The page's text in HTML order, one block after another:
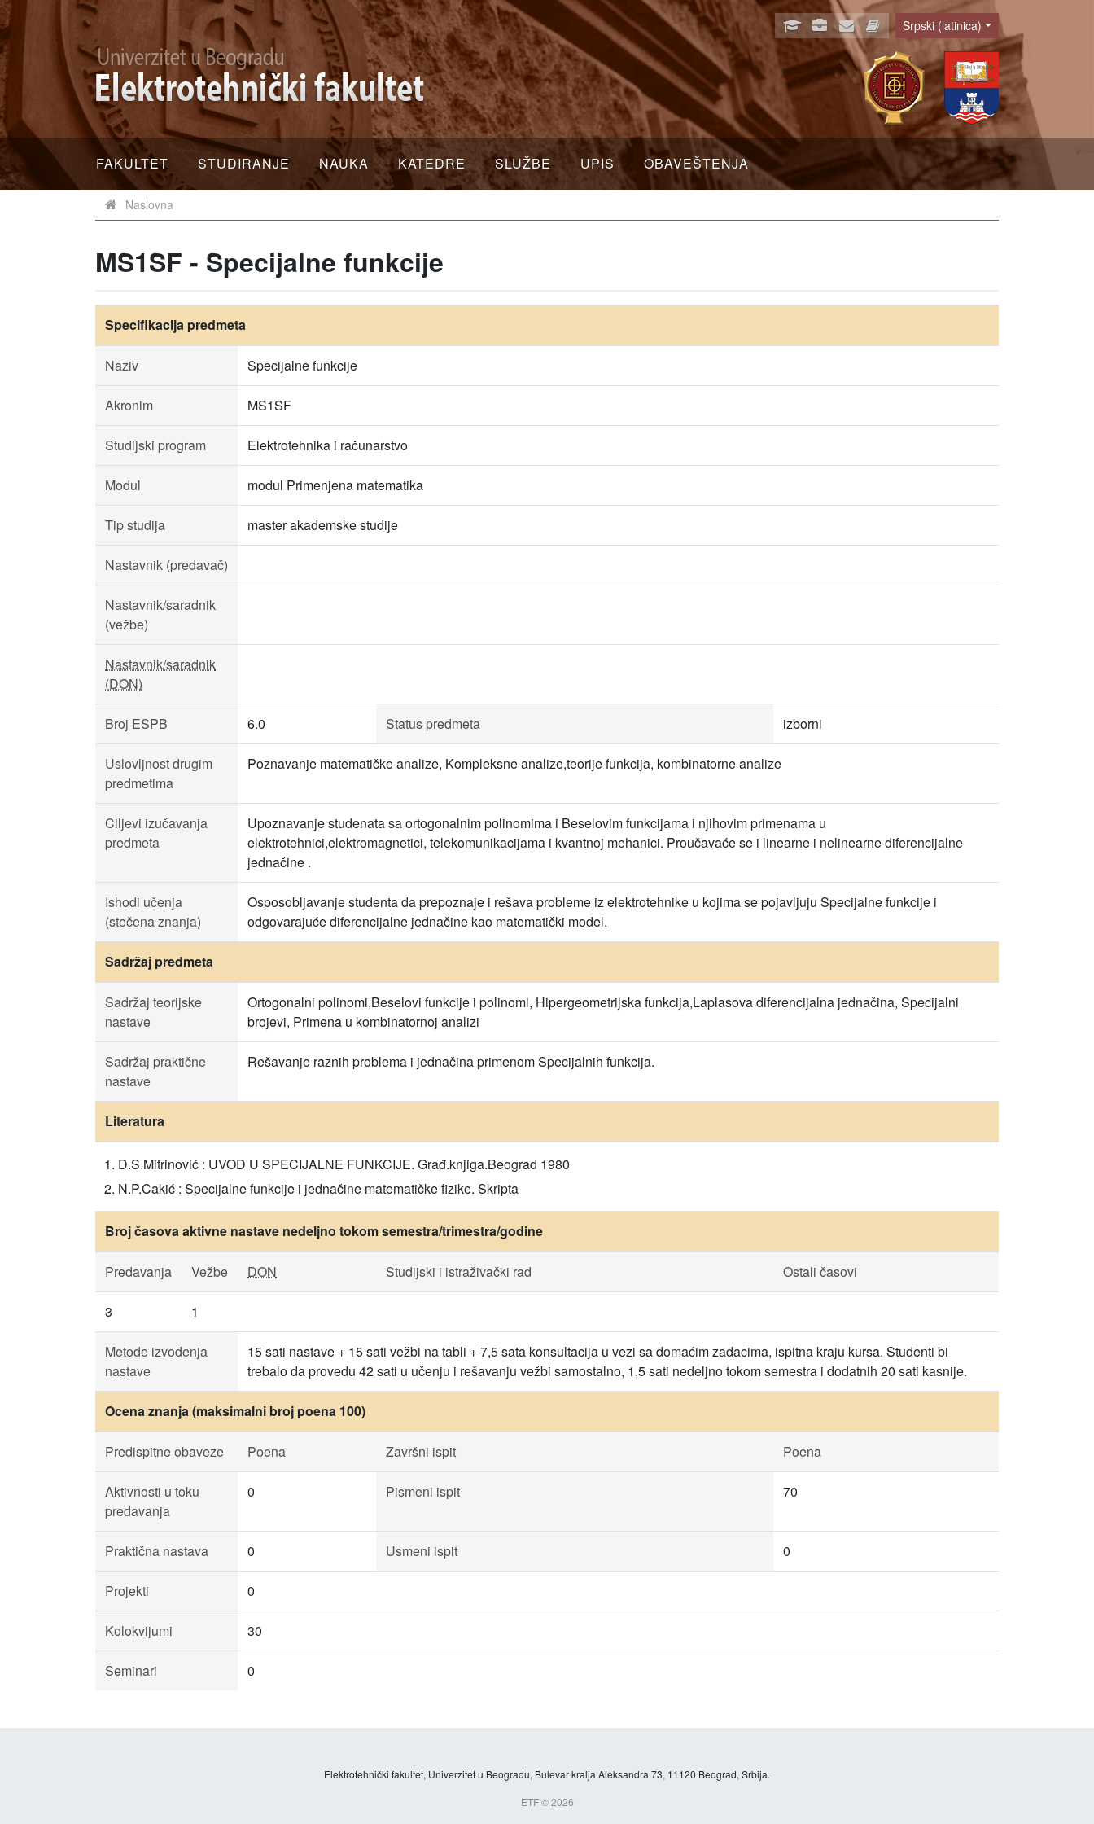
Language
Srpski (latinica)
FAKULTET STUDIRANJE NAUKA KATEDRE SLUŽBE UPIS OBAVEŠTENJA
Naslovna
MS1SF - Specijalne funkcije
Specifikacija predmeta
Naziv Specijalne funkcije
Akronim MS1SF
Studijski program Elektrotehnika i računarstvo
Modul modul Primenjena matematika
Tip studija master akademske studije
Nastavnik (predavač)
Nastavnik/saradnik
(vežbe)
Nastavnik/saradnik
(DON)
Broj ESPB 6.0 Status predmeta izborni
Uslovljnost drugim
predmetima
Poznavanje matematičke analize, Kompleksne analize,teorije funkcija, kombinatorne analize
Ciljevi izučavanja
predmeta
Upoznavanje studenata sa ortogonalnim polinomima i Beselovim funkcijama i njihovim primenama u
elektrotehnici,elektromagnetici, telekomunikacijama i kvantnoj mehanici. Proučavaće se i linearne i nelinearne diferencijalne
jednačine .
Ishodi učenja
(stečena znanja)
Osposobljavanje studenta da prepoznaje i rešava probleme iz elektrotehnike u kojima se pojavljuju Specijalne funkcije i
odgovarajuće diferencijalne jednačine kao matematički model.
Sadržaj predmeta
Sadržaj teorijske
nastave
Ortogonalni polinomi,Beselovi funkcije i polinomi, Hipergeometrijska funkcija,Laplasova diferencijalna jednačina, Specijalni
brojevi, Primena u kombinatornoj analizi
Sadržaj praktične
nastave
Rešavanje raznih problema i jednačina primenom Specijalnih funkcija.
Literatura
D.S.Mitrinović : UVOD U SPECIJALNE FUNKCIJE. Građ.knjiga.Beograd 1980
N.P.Cakić : Specijalne funkcije i jednačine matematičke fizike. Skripta
Broj časova aktivne nastave nedeljno tokom semestra/trimestra/godine
Predavanja Vežbe DON Studijski i istraživački rad Ostali časovi
3 1
Metode izvođenja
nastave
15 sati nastave + 15 sati vežbi na tabli + 7,5 sata konsultacija u vezi sa domaćim zadacima, ispitna kraju kursa. Studenti bi
trebalo da provedu 42 sati u učenju i rešavanju vežbi samostalno, 1,5 sati nedeljno tokom semestra i dodatnih 20 sati kasnije.
Ocena znanja (maksimalni broj poena 100)
Predispitne obaveze Poena Završni ispit Poena
Aktivnosti u toku
predavanja
0 Pismeni ispit 70
Praktična nastava 0 Usmeni ispit 0
Projekti 0
Kolokvijumi 30
Seminari 0
Elektrotehnički fakultet, Univerzitet u Beogradu, Bulevar kralja Aleksandra 73, 11120 Beograd, Srbija.
ETF © 2026